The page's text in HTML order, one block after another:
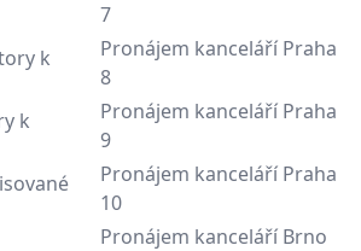
k
k
7
Pronájem kanceláří Praha
8
Pronájem kanceláří Praha
9
Pronájem kanceláří Praha
10
Pronájem kanceláří Brno